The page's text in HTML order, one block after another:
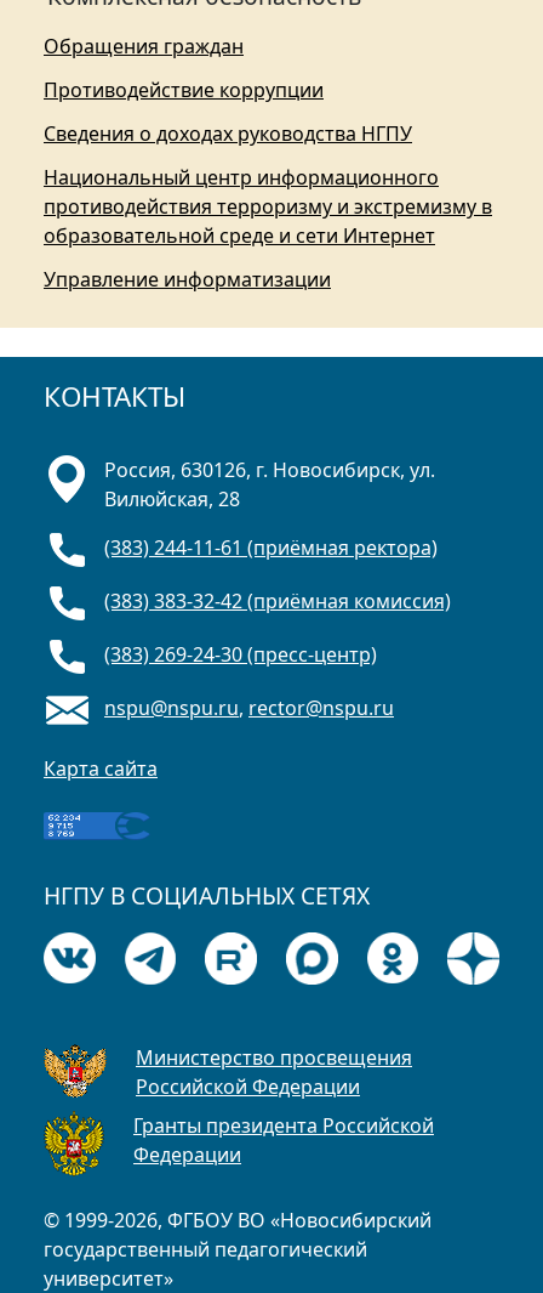
Обращения граждан
Противодействие коррупции
Сведения о доходах руководства НГПУ
Национальный центр информационного
противодействия терроризму и экстремизму в
образовательной среде и сети Интернет
Управление информатизации
КОНТАКТЫ
© 1999-2026, ФГБОУ ВО «Новосибирский
государственный педагогический
университет»
Россия, 630126, г. Новосибирск, ул.
Вилюйская, 28
(383) 244-11-61 (приёмная ректора)
(383) 383-32-42 (приёмная комиссия)
(383) 269-24-30 (пресс-центр)
nspu@nspu.ru, rector@nspu.ru
Карта сайта
НГПУ В СОЦИАЛЬНЫХ СЕТЯХ
Министерство просвещения
Российской Федерации
Гранты президента Российской
Федерации